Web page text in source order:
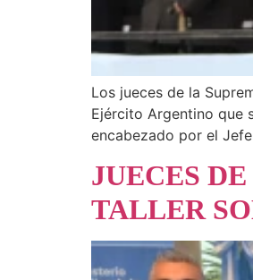
Los jueces de la
Ejército Argentino que
encabezado por el
JUECES
TALLER